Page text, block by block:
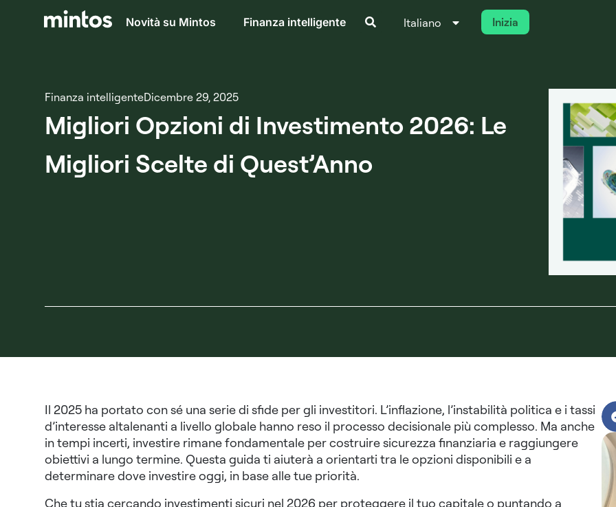
Novità su Mintos Finanza intelligente Italiano
Français Inizia
Finanza intelligenteDicembre 29, 2025
Migliori Opzioni di Investimento 2026: Le
Migliori Scelte di Quest’Anno
Il 2025 ha portato con sé una serie di sfide per gli investitori. L’inflazione, l’instabilità politica e i tassi
d’interesse altalenanti a livello globale hanno reso il processo decisionale più complesso. Ma anche
in tempi incerti, investire rimane fondamentale per costruire sicurezza finanziaria e raggiungere
obiettivi a lungo termine. Questa guida ti aiuterà a orientarti tra le opzioni disponibili e a
determinare dove investire oggi, in base alle tue priorità.
Che tu stia cercando investimenti sicuri nel 2026 per proteggere il tuo capitale o puntando a